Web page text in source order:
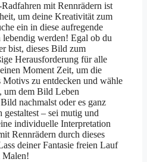
mit Rennrädern ist
um deine Kreativität zum
ein in diese aufregende
lebendig werden! Egal ob du
bist, dieses Bild zum
Herausforderung für alle
Moment Zeit, um die
Motivs zu entdecken und wähle
um dem Bild Leben
nachmalst oder es ganz
gestaltest – sei mutig und
individuelle Interpretation
Rennrädern durch dieses
deiner Fantasie freien Lauf
Malen!